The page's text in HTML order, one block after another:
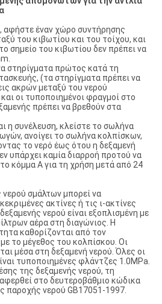
αφήστε έναν χώρο συντήρησης
του κιβωτίου και του τοίχου, και
σημείο του κιβωτίου δεν πρέπει να
στηρίγματα πρώτος κατά τη
(τα στηρίγματα πρέπει να
ακρών μεταξύ του νερού
οι τυποποιημένοι φραγμοί στο
πρέπει να βρεθούν στα
η συνέλευση, κλείστε το σωλήνα
ανοίγει το σωλήνα κολπίσκων,
το νερό έως ότου η δεξαμενή
υπάρχει καμία διαρροή προτού να
κόμμα Α για τη χρήση μετά από 24
σμάλτων μπορεί να
ακτίνες ή τις ι-ακτίνες
νερού είναι εξοπλισμένη με
αέρα στη διαγώνιος. Η
καθορίζονται από τον
το μέγεθος του κολπίσκου. Οι
μέσα στη δεξαμενή νερού. Όλες οι
τυποποιημένες φλάντζες 1.0MPa.
της δεξαμενής νερού, τη
στο δευτεροβάθμιο κώδικα
παροχής νερού GB17051-1997.